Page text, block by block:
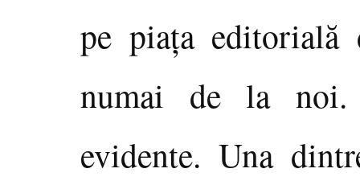
pe piaţa
numai de la
evidente. Una